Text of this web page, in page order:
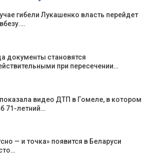
гибели Лукашенко власть перейдет
документы становятся
при пересечении…
видео ДТП в Гомеле, в котором
71-летний…
— и точка» появится в Беларуси